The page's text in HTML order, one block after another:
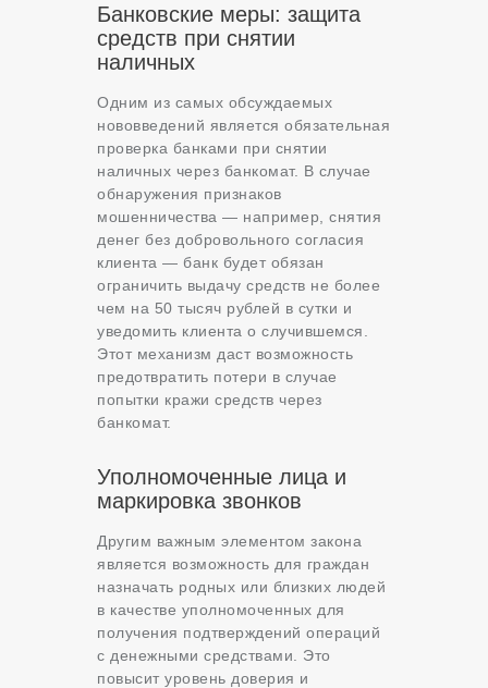
Банковские меры: защита
средств при снятии
наличных
Одним из самых обсуждаемых
нововведений является обязательная
проверка банками при снятии
наличных через банкомат. В случае
обнаружения признаков
мошенничества — например, снятия
денег без добровольного согласия
клиента — банк будет обязан
ограничить выдачу средств не более
чем на 50 тысяч рублей в сутки и
уведомить клиента о случившемся.
Этот механизм даст возможность
предотвратить потери в случае
попытки кражи средств через
банкомат.
Уполномоченные лица и
маркировка звонков
Другим важным элементом закона
является возможность для граждан
назначать родных или близких людей
в качестве уполномоченных для
получения подтверждений операций
с денежными средствами. Это
повысит уровень доверия и